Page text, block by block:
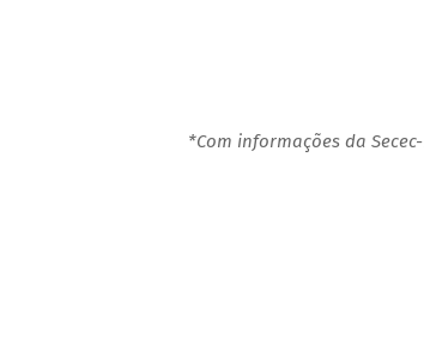
*Com informações da Secec-